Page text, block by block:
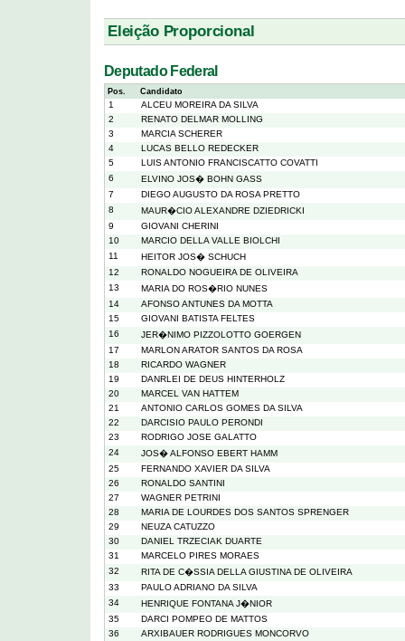
Eleição Proporcional
Deputado Federal
Pos. Candidato
1
ALCEU MOREIRA DA SILVA
2
RENATO DELMAR MOLLING
3
MARCIA SCHERER
4
LUCAS BELLO REDECKER
5
LUIS ANTONIO FRANCISCATTO COVATTI
6
ELVINO JOS� BOHN GASS
7
DIEGO AUGUSTO DA ROSA PRETTO
8
MAUR�CIO ALEXANDRE DZIEDRICKI
9
GIOVANI CHERINI
10
MARCIO DELLA VALLE BIOLCHI
11
HEITOR JOS� SCHUCH
12
RONALDO NOGUEIRA DE OLIVEIRA
13
MARIA DO ROS�RIO NUNES
14
AFONSO ANTUNES DA MOTTA
15
GIOVANI BATISTA FELTES
16
JER�NIMO PIZZOLOTTO GOERGEN
17
MARLON ARATOR SANTOS DA ROSA
18
RICARDO WAGNER
19
DANRLEI DE DEUS HINTERHOLZ
20
MARCEL VAN HATTEM
21
ANTONIO CARLOS GOMES DA SILVA
22
DARCISIO PAULO PERONDI
23
RODRIGO JOSE GALATTO
24
JOS� ALFONSO EBERT HAMM
25
FERNANDO XAVIER DA SILVA
26
RONALDO SANTINI
27
WAGNER PETRINI
28
MARIA DE LOURDES DOS SANTOS SPRENGER
29
NEUZA CATUZZO
30
DANIEL TRZECIAK DUARTE
31
MARCELO PIRES MORAES
32
RITA DE C�SSIA DELLA GIUSTINA DE OLIVEIRA
33
PAULO ADRIANO DA SILVA
34
HENRIQUE FONTANA J�NIOR
35
DARCI POMPEO DE MATTOS
36
ARXIBAUER RODRIGUES MONCORVO